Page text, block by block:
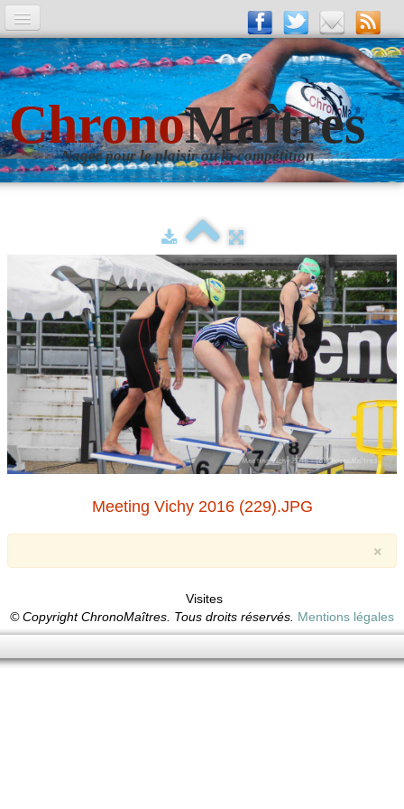
A la Une
Entrainements
La revue
Les numéros
Photos▼
Evènements▼
ChronoMaîtres
Nager pour le plaisir ou la compétition
Meeting Vichy 2016 (229).JPG
×
Visites
© Copyright ChronoMaîtres. Tous droits réservés. Mentions légales